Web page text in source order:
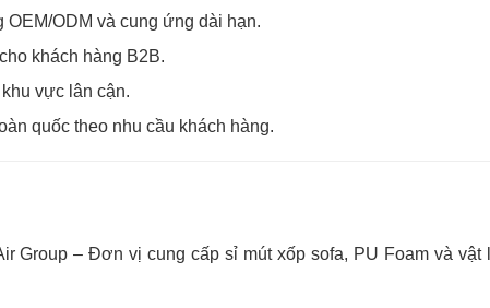
ODM và cung ứng dài hạn.
khách hàng B2B.
vực lân cận.
quốc theo nhu cầu khách hàng.
Group – Đơn vị cung cấp sỉ mút xốp sofa, PU Foam và vật